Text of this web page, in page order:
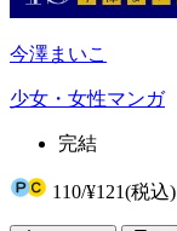
今澤まいこ
少女・女性マンガ
完結
110/¥121(税込)